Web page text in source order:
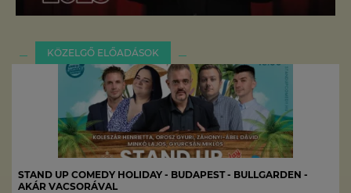
KÖZELGŐ ELŐADÁSOK
STAND UP COMEDY HOLIDAY - BUDAPEST - BULLGARDEN -
AKÁR VACSORÁVAL